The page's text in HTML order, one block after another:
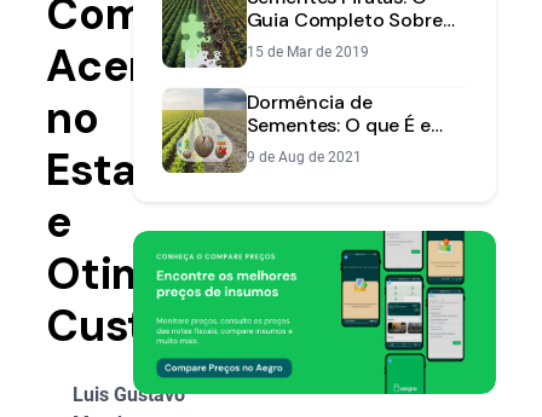
Como
Acertar
no
Estande
e
Otimizar
Custos
Luis Gustavo
Guia Completo Sobre
Riscos e Como Evitar
Prejuízos
15 de Mar de 2019
Dormência de
Sementes: O que É e
Como Superar na
Lavoura
9 de Aug de 2021